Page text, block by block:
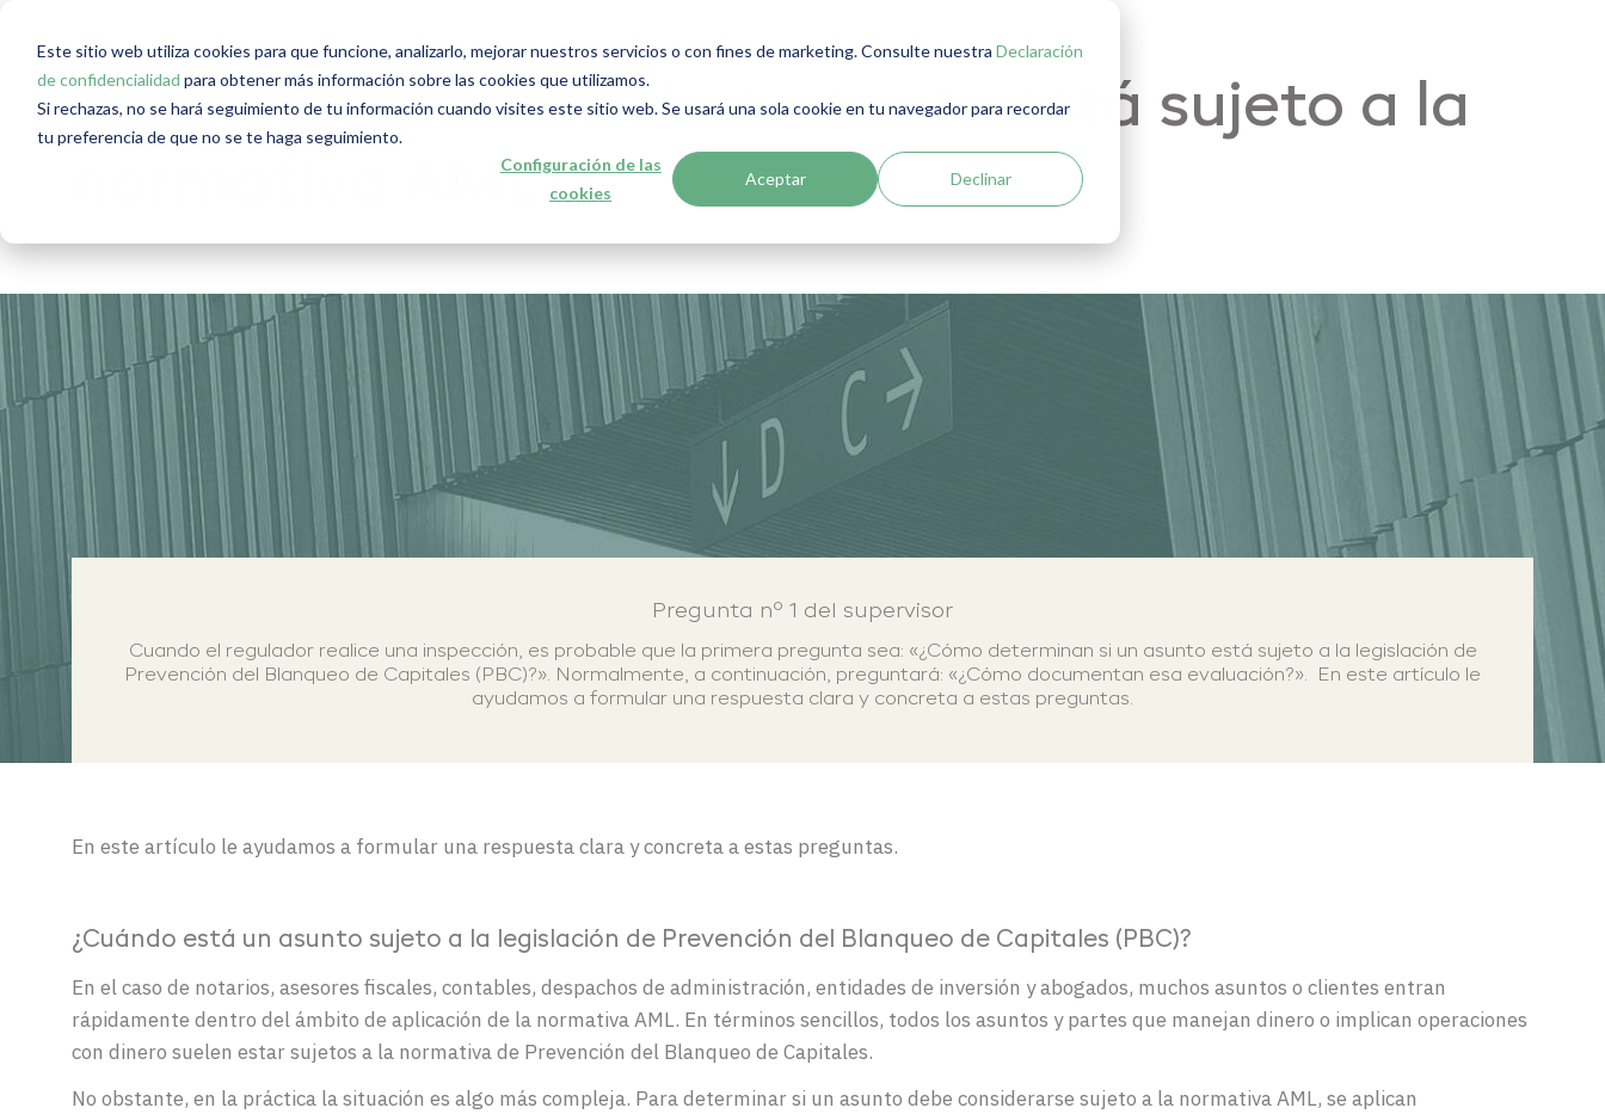
Este sitio web utiliza cookies para que funcione, analizarlo, mejorar nuestros servicios o con fines de marketing. Consulte nuestra Declaración
de confidencialidad para obtener más información sobre las cookies que utilizamos.
Si rechazas, no se hará seguimiento de tu información cuando visites este sitio web. Se usará una sola cookie en tu navegador para recordar
tu preferencia de que no se te haga seguimiento.
Configuración de las
cookies
Aceptar Declinar
¿Cómo determina si un asunto está sujeto a la
normativa AML?
Pregunta nº 1 del supervisor
Cuando el regulador realice una inspección, es probable que la primera pregunta sea: «¿Cómo determinan si un asunto está sujeto a la legislación de
Prevención del Blanqueo de Capitales (PBC)?». Normalmente, a continuación, preguntará: «¿Cómo documentan esa evaluación?». En este artículo le
ayudamos a formular una respuesta clara y concreta a estas preguntas.
En este artículo le ayudamos a formular una respuesta clara y concreta a estas preguntas.
¿Cuándo está un asunto sujeto a la legislación de Prevención del Blanqueo de Capitales (PBC)?
En el caso de notarios, asesores fiscales, contables, despachos de administración, entidades de inversión y abogados, muchos asuntos o clientes entran
rápidamente dentro del ámbito de aplicación de la normativa AML. En términos sencillos, todos los asuntos y partes que manejan dinero o implican operaciones
con dinero suelen estar sujetos a la normativa de Prevención del Blanqueo de Capitales.
No obstante, en la práctica la situación es algo más compleja. Para determinar si un asunto debe considerarse sujeto a la normativa AML, se aplican